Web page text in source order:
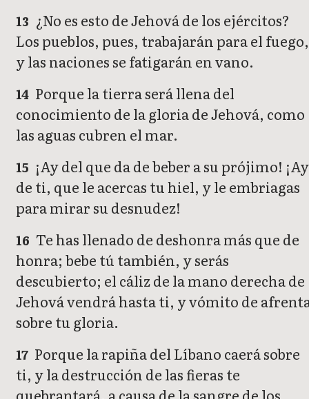
13 ¿No es esto de Jehová de los ejércitos?
Los pueblos, pues, trabajarán para el fuego,
y las naciones se fatigarán en vano.
14 Porque la tierra será llena del
conocimiento de la gloria de Jehová, como
las aguas cubren el mar.
15 ¡Ay del que da de beber a su prójimo! ¡Ay
de ti, que le acercas tu hiel, y le embriagas
para mirar su desnudez!
16 Te has llenado de deshonra más que de
honra; bebe tú también, y serás
descubierto; el cáliz de la mano derecha de
Jehová vendrá hasta ti, y vómito de
sobre tu gloria.
17 Porque la rapiña del Líbano caerá sobre
ti, y la destrucción de las fieras te